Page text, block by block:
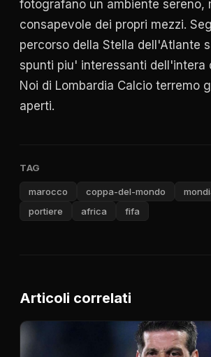
fotografano un ambiente sereno,
consapevole dei propri mezzi.
percorso della Stella dell'Atlante
spunti piu' interessanti dell'intera
Noi di Lombardia Calcio terremo
aperti.
TAG
marocco coppa-del-mondo
portiere
africa fifa
Articoli correlati